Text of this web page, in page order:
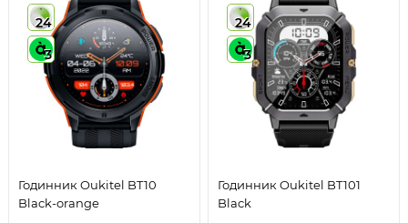
24
3
Годинник Oukitel BT10
Black-orange
24
3
Годинник Oukitel BT101
Black